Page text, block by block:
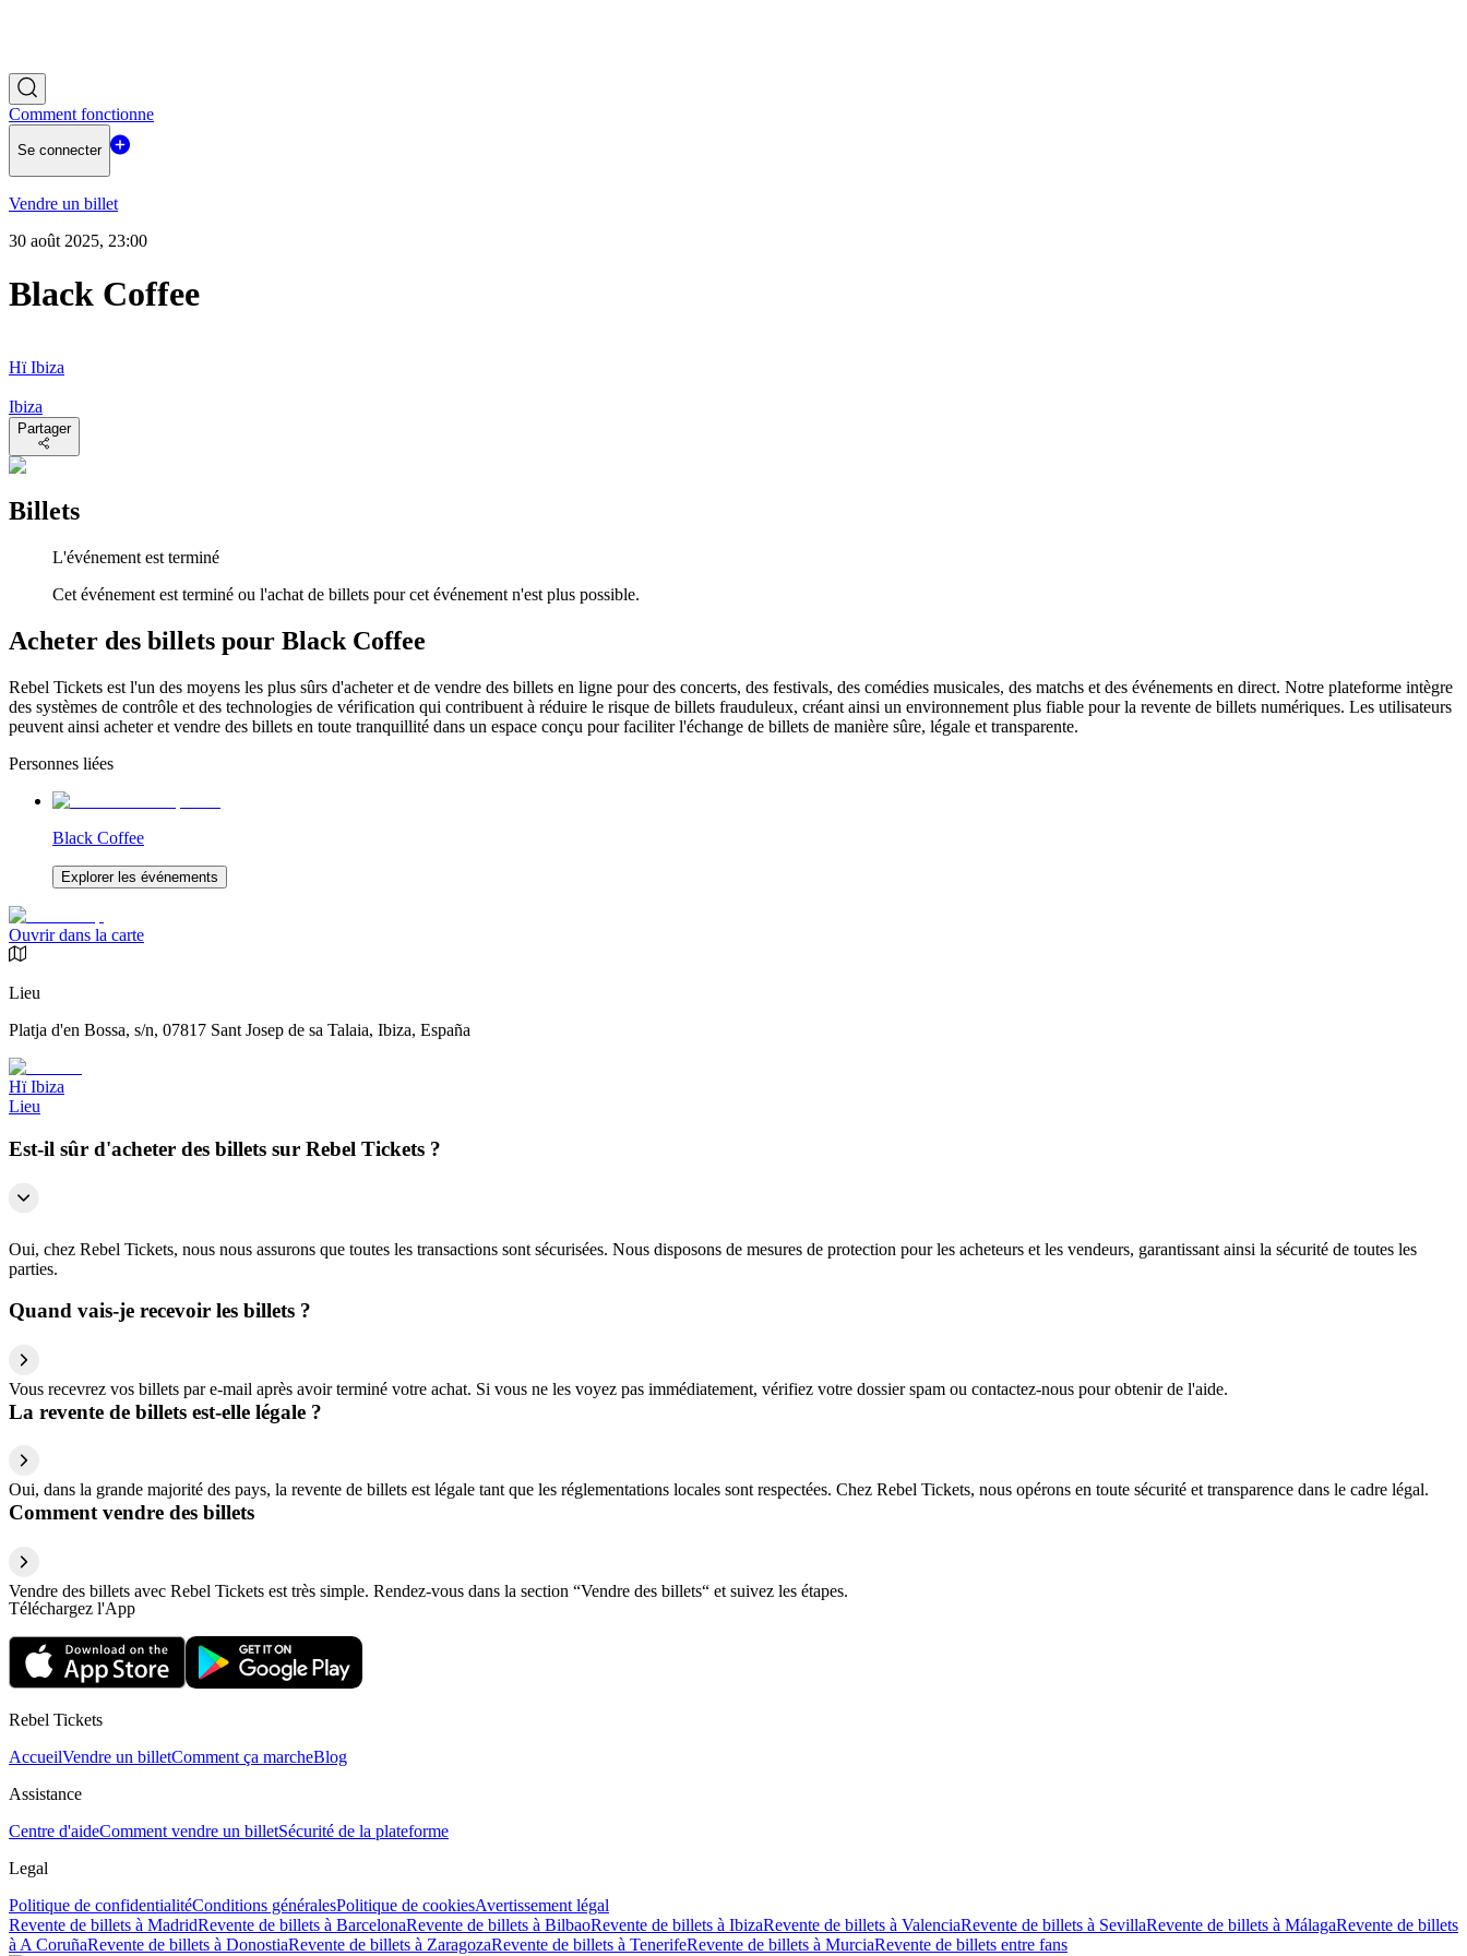
Comment fonctionne
Se connecter
Vendre un billet
30 août 2025, 23:00
Black Coffee
Hï Ibiza
Ibiza
Partager
Billets
L'événement est terminé
Cet événement est terminé ou l'achat de billets pour cet événement n'est plus possible.
Acheter des billets pour Black Coffee
Rebel Tickets est l'un des moyens les plus sûrs d'acheter et de vendre des billets en ligne pour des concerts, des festivals, des comédies musicales, des matchs et des événements en direct. Notre plateforme intègre
des systèmes de contrôle et des technologies de vérification qui contribuent à réduire le risque de billets frauduleux, créant ainsi un environnement plus fiable pour la revente de billets numériques. Les utilisateurs
peuvent ainsi acheter et vendre des billets en toute tranquillité dans un espace conçu pour faciliter l'échange de billets de manière sûre, légale et transparente.
Personnes liées
Black Coffee
Explorer les événements
Ouvrir dans la carte
Lieu
Platja d'en Bossa, s/n, 07817 Sant Josep de sa Talaia, Ibiza, España
Hï Ibiza
Lieu
Est-il sûr d'acheter des billets sur Rebel Tickets ?
Oui, chez Rebel Tickets, nous nous assurons que toutes les transactions sont sécurisées. Nous disposons de mesures de protection pour les acheteurs et les vendeurs, garantissant ainsi la sécurité de toutes les
parties.
Quand vais-je recevoir les billets ?
Vous recevrez vos billets par e-mail après avoir terminé votre achat. Si vous ne les voyez pas immédiatement, vérifiez votre dossier spam ou contactez-nous pour obtenir de l'aide.
La revente de billets est-elle légale ?
Oui, dans la grande majorité des pays, la revente de billets est légale tant que les réglementations locales sont respectées. Chez Rebel Tickets, nous opérons en toute sécurité et transparence dans le cadre légal.
Comment vendre des billets
Vendre des billets avec Rebel Tickets est très simple. Rendez-vous dans la section “Vendre des billets“ et suivez les étapes.
Téléchargez l'App
Rebel Tickets
AccueilVendre un billetComment ça marcheBlog
Assistance
Centre d'aideComment vendre un billetSécurité de la plateforme
Legal
Politique de confidentialitéConditions généralesPolitique de cookiesAvertissement légal
Revente de billets à MadridRevente de billets à BarcelonaRevente de billets à BilbaoRevente de billets à IbizaRevente de billets à ValenciaRevente de billets à SevillaRevente de billets à MálagaRevente de billets
à A CoruñaRevente de billets à DonostiaRevente de billets à ZaragozaRevente de billets à TenerifeRevente de billets à MurciaRevente de billets entre fans